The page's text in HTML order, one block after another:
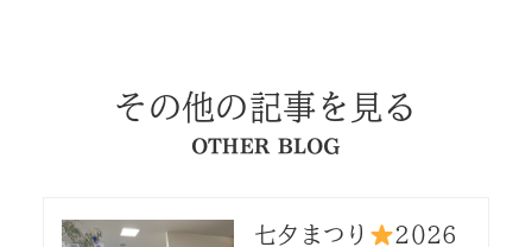
その他の記事を見る
OTHER BLOG
七夕まつり 2026